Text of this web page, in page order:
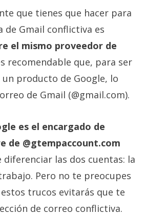
que tienes que hacer para
de Gmail conflictiva es
el mismo proveedor de
recomendable que, para ser
producto de Google, lo
de Gmail (@gmail.com).
es el encargado de
de @gtempaccount.com
las dos cuentas: la
Pero no te preocupes
trucos evitarás que te
de correo conflictiva.